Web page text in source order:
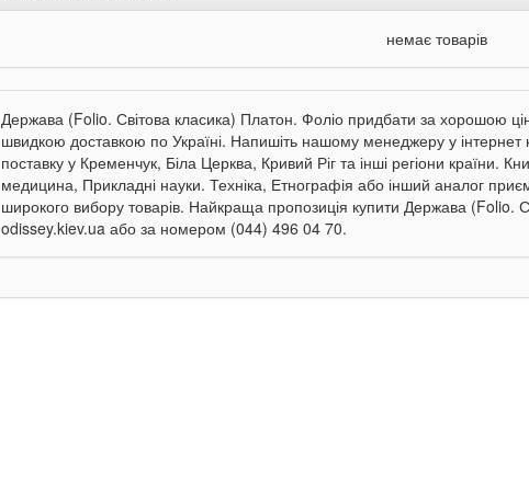
немає товарів
Держава (Folio. Світова класика) Платон. Фоліо придбати за хорошою
швидкою доставкою по Україні. Напишіть нашому менеджеру у інтернет
поставку у Кременчук, Біла Церква, Кривий Ріг та інші регіони країни.
медицина, Прикладні науки. Техніка, Етнографія або інший аналог
широкого вибору товарів. Найкраща пропозиція купити Держава (Folio.
odissey.kiev.ua або за номером (044) 496 04 70.